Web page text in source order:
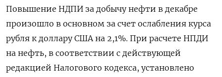
Повышение НДПИ за добычу нефти в декабре
произошло в основном за счет ослабления курса
рубля к доллару США на 2,1%. При расчете НПДИ
на нефть, в соответствии с действующей
редакцией Налогового кодекса, установлено